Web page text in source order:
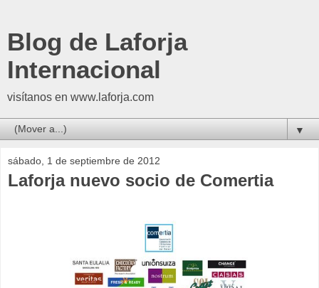
Blog de Laforja
Internacional
visítanos en www.laforja.com
▼
sábado, 1 de septiembre de 2012
Laforja nuevo socio de Comertia